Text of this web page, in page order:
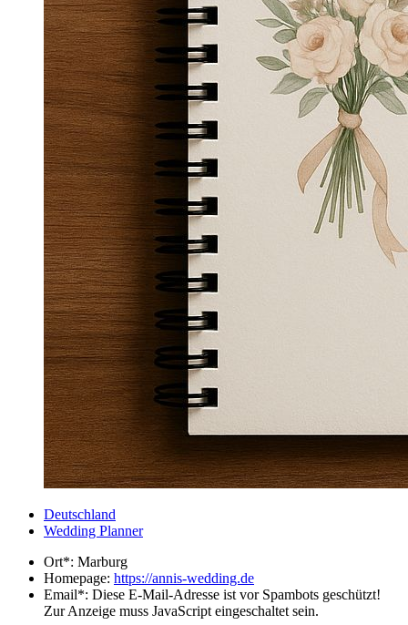
Deutschland
Wedding Planner
Ort*: Marburg
Homepage: https://annis-wedding.de
Email*: Diese E-Mail-Adresse ist vor Spambots geschützt!
Zur Anzeige muss JavaScript eingeschaltet sein.